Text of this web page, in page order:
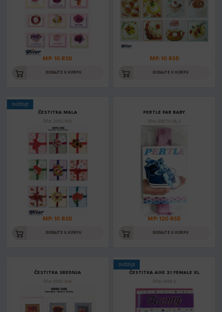
MP: 10 RSD
DODAJTE U KORPU
MP: 10 RSD
DODAJTE U KORPU
SNIŽENJE
ČESTITKA MALA
Šifra: 200C-388
MP: 10 RSD
DODAJTE U KORPU
PERTLE PAR BABY
Šifra: DB073-SB_5
MP: 120 RSD
DODAJTE U KORPU
ČESTITKA SREDNJA
Šifra: 500C-346
SNIŽENJE
ČESTITKA AGE 21 FEMALE XL
Šifra: 4989-C